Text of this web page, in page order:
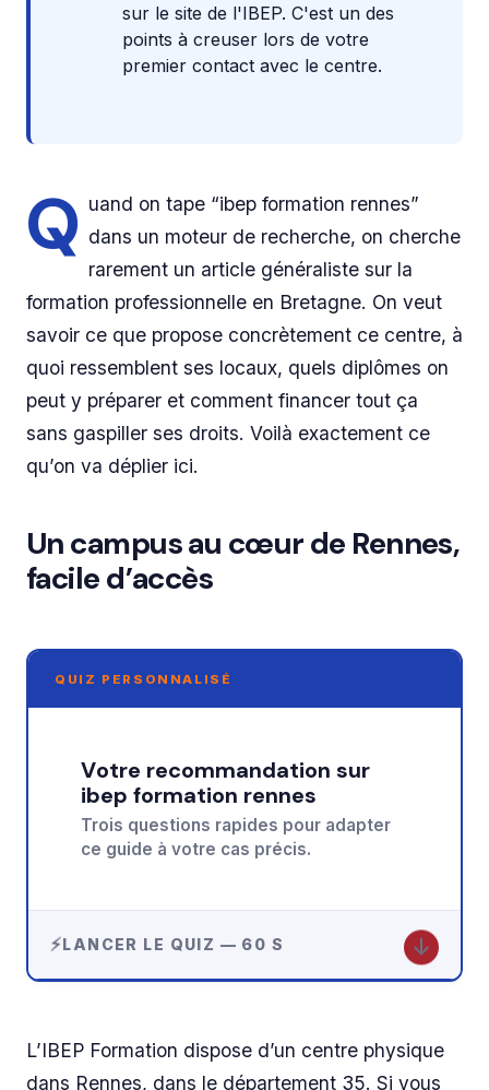
sur le site de l'IBEP. C'est un des
points à creuser lors de votre
premier contact avec le centre.
Q uand on tape “ibep formation rennes”
dans un moteur de recherche, on cherche
rarement un article généraliste sur la
formation professionnelle en Bretagne. On veut
savoir ce que propose concrètement ce centre, à
quoi ressemblent ses locaux, quels diplômes on
peut y préparer et comment financer tout ça
sans gaspiller ses droits. Voilà exactement ce
qu’on va déplier ici.
Un campus au cœur de Rennes,
facile d’accès
QUIZ PERSONNALISÉ
Votre recommandation sur
ibep formation rennes
Trois questions rapides pour adapter
ce guide à votre cas précis.
LANCER LE QUIZ — 60 S ↓
L’IBEP Formation dispose d’un centre physique
dans Rennes, dans le département 35. Si vous